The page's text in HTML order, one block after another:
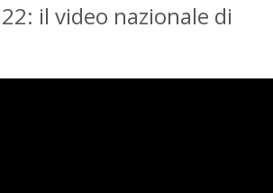
il video nazionale di